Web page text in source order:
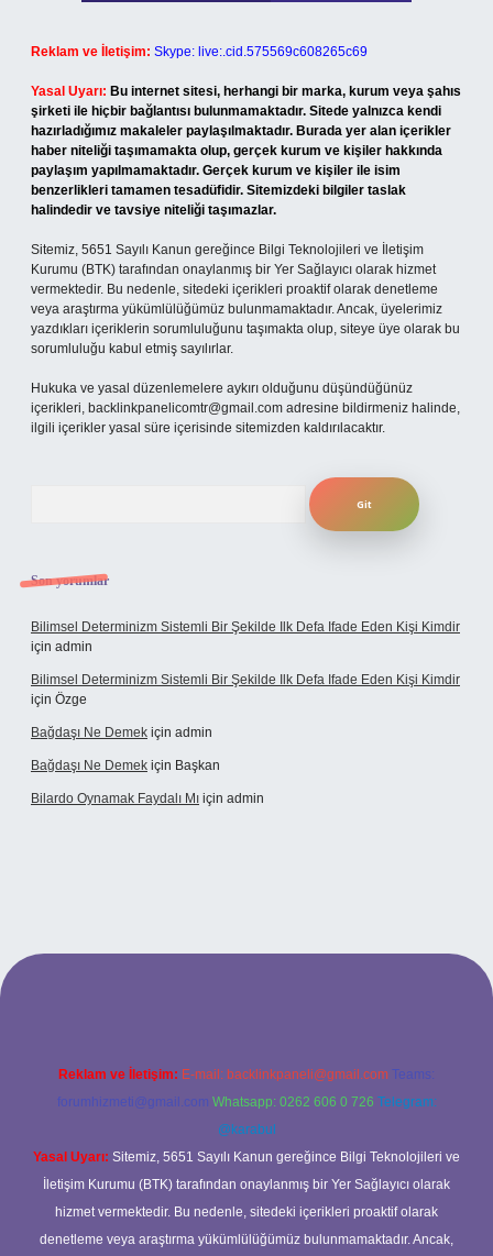
Reklam ve İletişim: Skype: live:.cid.575569c608265c69
Yasal Uyarı: Bu internet sitesi, herhangi bir marka, kurum veya şahıs
şirketi ile hiçbir bağlantısı bulunmamaktadır. Sitede yalnızca kendi
hazırladığımız makaleler paylaşılmaktadır. Burada yer alan içerikler
haber niteliği taşımamakta olup, gerçek kurum ve kişiler hakkında
paylaşım yapılmamaktadır. Gerçek kurum ve kişiler ile isim
benzerlikleri tamamen tesadüfidir. Sitemizdeki bilgiler taslak
halindedir ve tavsiye niteliği taşımazlar.
Sitemiz, 5651 Sayılı Kanun gereğince Bilgi Teknolojileri ve İletişim
Kurumu (BTK) tarafından onaylanmış bir Yer Sağlayıcı olarak hizmet
vermektedir. Bu nedenle, sitedeki içerikleri proaktif olarak denetleme
veya araştırma yükümlülüğümüz bulunmamaktadır. Ancak, üyelerimiz
yazdıkları içeriklerin sorumluluğunu taşımakta olup, siteye üye olarak bu
sorumluluğu kabul etmiş sayılırlar.
Hukuka ve yasal düzenlemelere aykırı olduğunu düşündüğünüz
içerikleri, backlinkpanelicomtr@gmail.com adresine bildirmeniz halinde,
ilgili içerikler yasal süre içerisinde sitemizden kaldırılacaktır.
Son yorumlar
Bilimsel Determinizm Sistemli Bir Şekilde Ilk Defa Ifade Eden Kişi Kimdir
için admin
Bilimsel Determinizm Sistemli Bir Şekilde Ilk Defa Ifade Eden Kişi Kimdir
için Özge
Bağdaşı Ne Demek için admin
Bağdaşı Ne Demek için Başkan
Bilardo Oynamak Faydalı Mı için admin
bahis sitesi
Reklam ve İletişim: E-mail: backlinkpaneli@gmail.com Teams:
forumhizmeti@gmail.com Whatsapp: 0262 606 0 726 Telegram:
@karabul
Yasal Uyarı: Sitemiz, 5651 Sayılı Kanun gereğince Bilgi Teknolojileri ve
İletişim Kurumu (BTK) tarafından onaylanmış bir Yer Sağlayıcı olarak
hizmet vermektedir. Bu nedenle, sitedeki içerikleri proaktif olarak
denetleme veya araştırma yükümlülüğümüz bulunmamaktadır. Ancak,